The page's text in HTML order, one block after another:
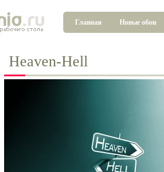
Главная Новые обои
Heaven-Hell